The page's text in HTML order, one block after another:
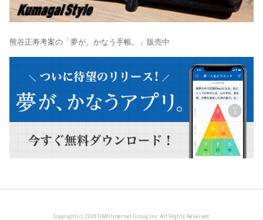
熊谷正寿考案の「夢が、かなう手帳。」販売中
Copyright (c) 2026 GMO Internet Group, Inc. All Rights Reserved.